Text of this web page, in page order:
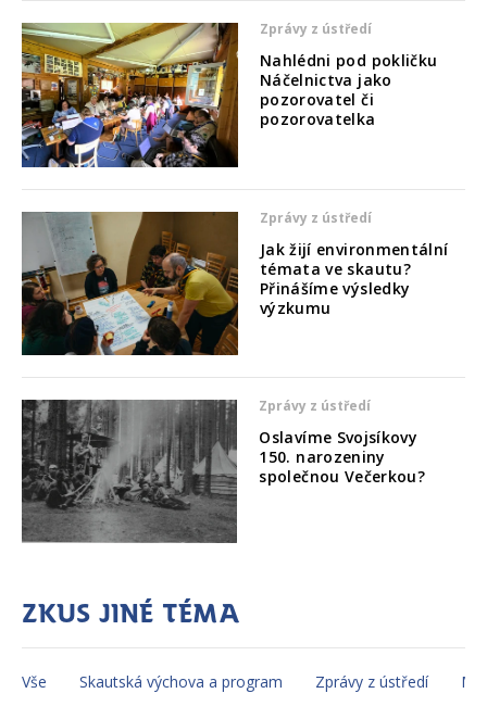
Zprávy z ústředí
Nahlédni pod pokličku
Náčelnictva jako
pozorovatel či
pozorovatelka
Zprávy z ústředí
Jak žijí environmentální
témata ve skautu?
Přinášíme výsledky
výzkumu
Zprávy z ústředí
Oslavíme Svojsíkovy
150. narozeniny
společnou Večerkou?
Zkus jiné téma
Vše Skautská výchova a program Zprávy z ústředí